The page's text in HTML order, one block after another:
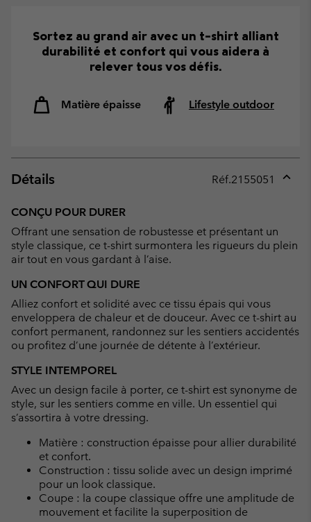
Sortez au grand air avec un t-shirt alliant
durabilité et confort qui vous aidera à
relever tous vos défis.
Matière épaisse Lifestyle outdoor
Détails Réf.2155051
CONÇU POUR DURER
Offrant une sensation de robustesse et présentant un
style classique, ce t-shirt surmontera les rigueurs du plein
air tout en vous gardant à l’aise.
UN CONFORT QUI DURE
Alliez confort et solidité avec ce tissu épais qui vous
enveloppera de chaleur et de douceur. Avec ce t-shirt au
confort permanent, randonnez sur les sentiers accidentés
ou profitez d’une journée de détente à l’extérieur.
STYLE INTEMPOREL
Avec un design facile à porter, ce t-shirt est synonyme de
style, sur les sentiers comme en ville. Un essentiel qui
s’assortira à votre dressing.
Matière : construction épaisse pour allier durabilité
et confort.
Construction : tissu solide avec un design imprimé
pour un look classique.
Coupe : la coupe classique offre une amplitude de
mouvement et facilite la superposition de